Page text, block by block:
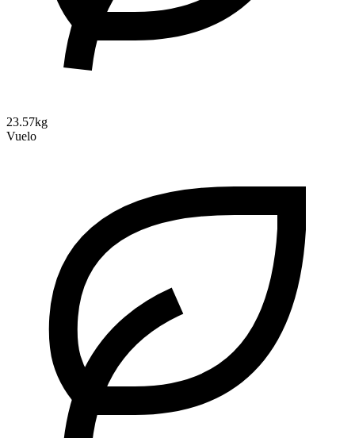
23.57kg
Vuelo